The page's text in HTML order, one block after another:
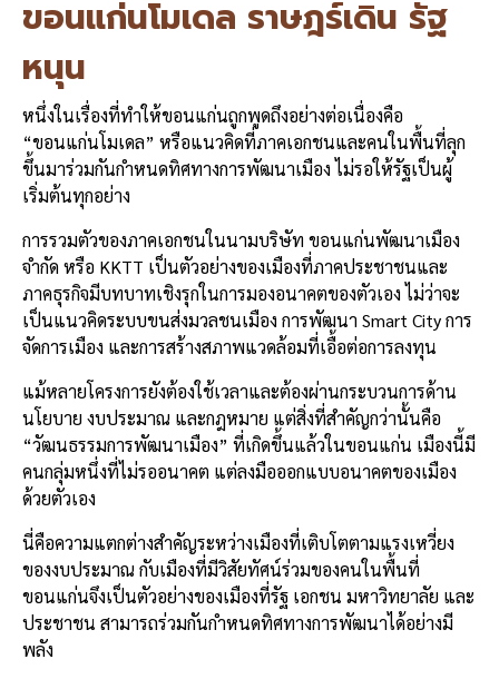
ขอนแก่นโมเดล ราษฎร์เดิน รัฐ
หนุน
หนึ่งในเรื่องที่ทำให้ขอนแก่นถูกพูดถึงอย่างต่อเนื่องคือ
“ขอนแก่นโมเดล” หรือแนวคิดที่ภาคเอกชนและคนในพื้นที่ลุก
ขึ้นมาร่วมกันกำหนดทิศทางการพัฒนาเมือง ไม่รอให้รัฐเป็นผู้
เริ่มต้นทุกอย่าง
การรวมตัวของภาคเอกชนในนามบริษัท ขอนแก่นพัฒนาเมือง
จำกัด หรือ KKTT เป็นตัวอย่างของเมืองที่ภาคประชาชนและ
ภาคธุรกิจมีบทบาทเชิงรุกในการมองอนาคตของตัวเอง ไม่ว่าจะ
เป็นแนวคิดระบบขนส่งมวลชนเมือง การพัฒนา Smart City การ
จัดการเมือง และการสร้างสภาพแวดล้อมที่เอื้อต่อการลงทุน
แม้หลายโครงการยังต้องใช้เวลาและต้องผ่านกระบวนการด้าน
นโยบาย งบประมาณ และกฎหมาย แต่สิ่งที่สำคัญกว่านั้นคือ
“วัฒนธรรมการพัฒนาเมือง” ที่เกิดขึ้นแล้วในขอนแก่น เมืองนี้มี
คนกลุ่มหนึ่งที่ไม่รออนาคต แต่ลงมือออกแบบอนาคตของเมือง
ด้วยตัวเอง
นี่คือความแตกต่างสำคัญระหว่างเมืองที่เติบโตตามแรงเหวี่ยง
ของงบประมาณ กับเมืองที่มีวิสัยทัศน์ร่วมของคนในพื้นที่
ขอนแก่นจึงเป็นตัวอย่างของเมืองที่รัฐ เอกชน มหาวิทยาลัย และ
ประชาชน สามารถร่วมกันกำหนดทิศทางการพัฒนาได้อย่างมี
พลัง